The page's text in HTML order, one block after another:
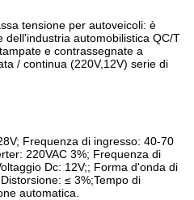
tensione per autoveicoli: è
dell'industria automobilistica QC/T
e contrassegnate a
/ continua (220V,12V) serie di
Frequenza di ingresso: 40-70
220VAC 3%; Frequenza di
Dc: 12V;; Forma d'onda di
≤ 3%;Tempo di
automatica.